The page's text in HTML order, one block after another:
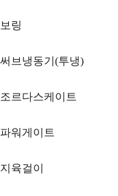
보링
써브냉동기(투냉)
조르다스케이트
파워게이트
지육걸이